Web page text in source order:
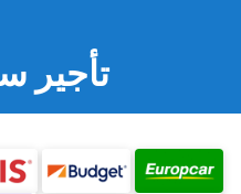
تأجير